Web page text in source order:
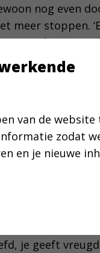
nog even
meer stoppen.
om dit te
zoiets gehad.
voor me.
een totaal
oordeel.
is heel positief,
je geeft
van de website
zodat
en je nieuwe